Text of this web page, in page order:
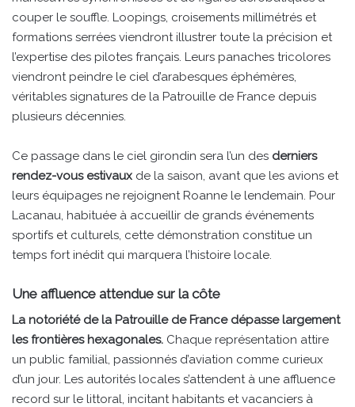
couper le souffle. Loopings, croisements millimétrés et
formations serrées viendront illustrer toute la précision et
l’expertise des pilotes français. Leurs panaches tricolores
viendront peindre le ciel d’arabesques éphémères,
véritables signatures de la Patrouille de France depuis
plusieurs décennies.
Ce passage dans le ciel girondin sera l’un des derniers
rendez-vous estivaux de la saison, avant que les avions et
leurs équipages ne rejoignent Roanne le lendemain. Pour
Lacanau, habituée à accueillir de grands événements
sportifs et culturels, cette démonstration constitue un
temps fort inédit qui marquera l’histoire locale.
Une affluence attendue sur la côte
La notoriété de la Patrouille de France dépasse largement
les frontières hexagonales. Chaque représentation attire
un public familial, passionnés d’aviation comme curieux
d’un jour. Les autorités locales s’attendent à une affluence
record sur le littoral, incitant habitants et vacanciers à